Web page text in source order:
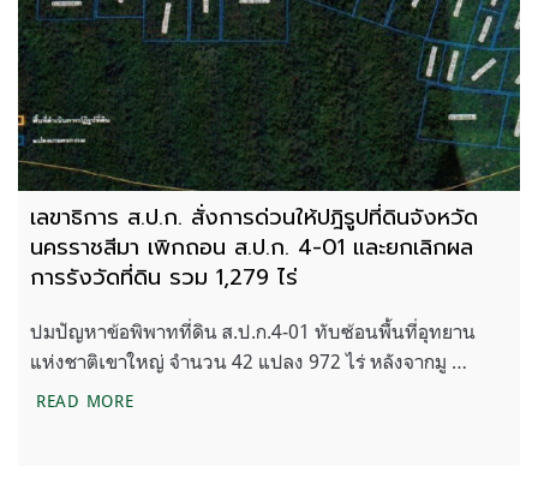
เลขาธิการ ส.ป.ก. สั่งการด่วนให้ปฎิรูปที่ดินจังหวัด
นครราชสีมา เพิกถอน ส.ป.ก. 4-01 และยกเลิกผล
การรังวัดที่ดิน รวม 1,279 ไร่
ปมปัญหาข้อพิพาทที่ดิน ส.ป.ก.4-01 ทับซ้อนพื้นที่อุทยาน
แห่งชาติเขาใหญ่ จำนวน 42 แปลง 972 ไร่ หลังจากมู …
READ MOREเลขาธิการ ส.ป.ก. สั่งการด่วนให้ปฎิรูปที่ดินจังหวัดนค